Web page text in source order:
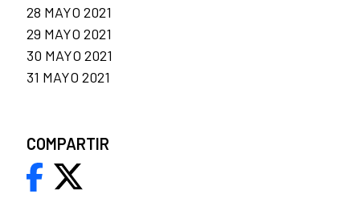
28 MAYO 2021
29 MAYO 2021
30 MAYO 2021
31 MAYO 2021
COMPARTIR